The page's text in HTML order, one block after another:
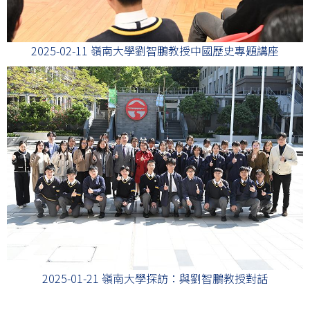
2025-02-11 嶺南大學劉智鵬教授中國歷史專題講座
2025-01-21 嶺南大學探訪：與劉智鵬教授對話